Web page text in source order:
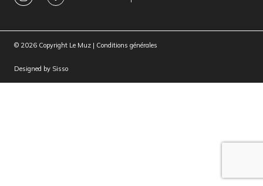
© 2026 Copyright Le Muz | Conditions générales
Designed by Sisso